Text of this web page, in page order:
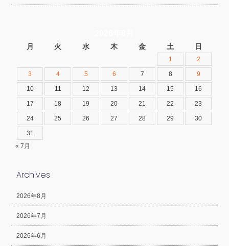
月 火 水 木 金 土 日
1 2
3 4 5 6 7 8 9
10 11 12 13 14 15 16
17 18 19 20 21 22 23
24 25 26 27 28 29 30
31
« 7月
Archives
2026年8月
2026年7月
2026年6月